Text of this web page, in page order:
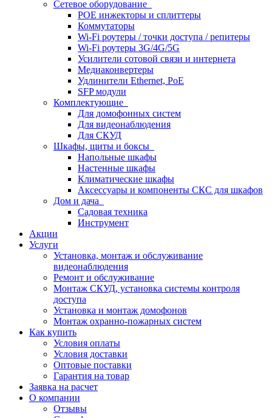
Сетевое оборудование
POE инжекторы и сплиттеры
Коммутаторы
Wi-Fi роутеры / точки доступа / репитеры
Wi-Fi роутеры 3G/4G/5G
Усилители сотовой связи и интернета
Медиаконвертеры
Удлинители Ethernet, PoE
SFP модули
Комплектующие
Для домофонных систем
Для видеонаблюдения
Для СКУД
Шкафы, щиты и боксы
Напольные шкафы
Настенные шкафы
Климатические шкафы
Аксессуары и компоненты СКС для шкафов
Дом и дача
Садовая техника
Инструмент
Акции
Услуги
Установка, монтаж и обслуживание
видеонаблюдения
Ремонт и обслуживание
Монтаж СКУД, установка системы контроля
доступа
Установка и монтаж домофонов
Монтаж охранно-пожарных систем
Как купить
Условия оплаты
Условия доставки
Оптовые поставки
Гарантия на товар
Заявка на расчет
О компании
Отзывы